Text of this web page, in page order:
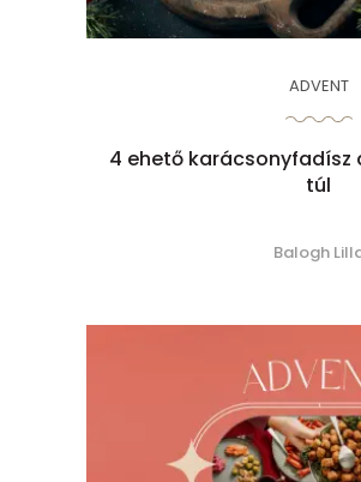
ADVENT
4 ehető karácsonyfadísz
túl
Balogh